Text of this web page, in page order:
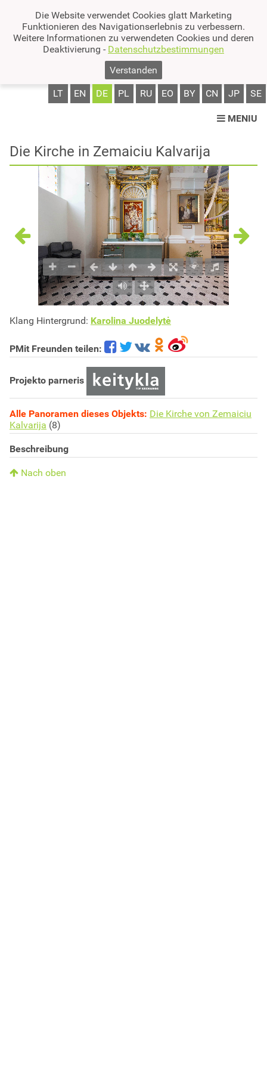
Die Website verwendet Cookies glatt Marketing
Funktionieren des Navigationserlebnis zu verbessern.
Weitere Informationen zu verwendeten Cookies und deren
Deaktivierung - Datenschutzbestimmungen
Verstanden
LT EN DE PL RU EO BY CN JP SE
MENIU
Die Kirche in Zemaiciu Kalvarija
Klang Hintergrund: Karolina Juodelytė
PMit Freunden teilen:
Projekto parneris
Alle Panoramen dieses Objekts: Die Kirche von Zemaiciu
Kalvarija (8)
Beschreibung
Nach oben